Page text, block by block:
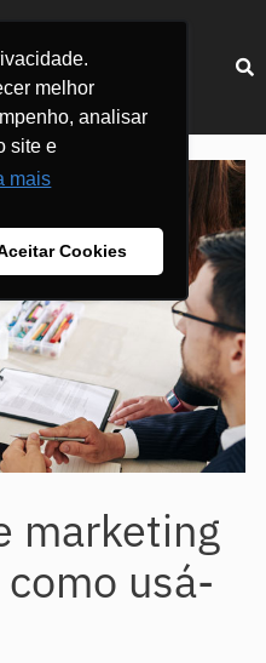
melhor
analisar
site e
mais
Cookies
marketing
usá-